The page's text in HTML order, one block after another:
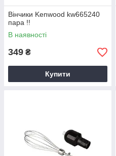
Вінчики Kenwood kw665240
пара !!
В наявності
349 ₴
Купити